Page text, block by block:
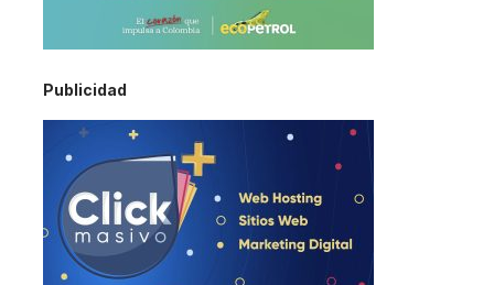
Publicidad